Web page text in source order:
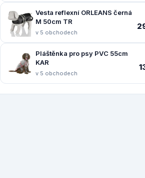
Vesta reflexní ORLEANS černá
M 50cm TR
v 5 obchodech
Pláštěnka pro psy PVC 55cm
KAR
v 5 obchodech